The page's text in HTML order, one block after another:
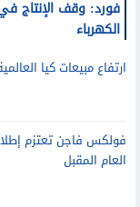
الكهرباء
ارتفاع مبيعات كيا العالمية بنسبة 13.4%
فولكس فاجن تعتزم
العام المقبل